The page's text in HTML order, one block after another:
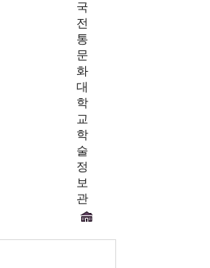
국
전
통
문
화
대
학
교
학
술
정
보
관